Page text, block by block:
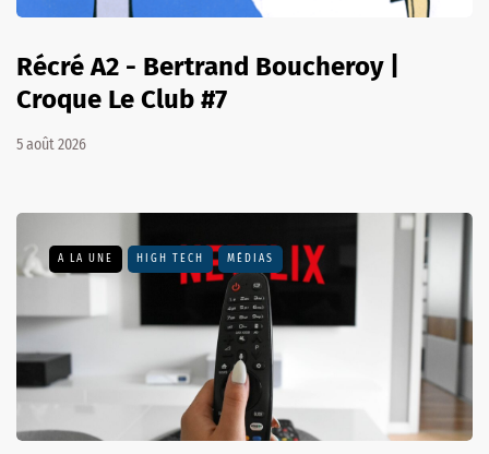
Récré A2 - Bertrand Boucheroy |
Croque Le Club #7
5 août 2026
A LA UNE HIGH TECH MÉDIAS